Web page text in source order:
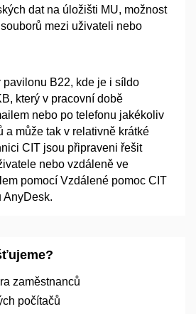
dat na úložišti MU, možnost
mezi uživateli nebo
pavilonu B22, kde je i síldo
který v pracovní době
nebo po telefonu jakékoliv
a může tak v relativně krátké
CIT jsou připraveni řešit
nebo vzdáleně ve
pomocí Vzdálené pomoc CIT
AnyDesk.
zaměstnanců
počítačů